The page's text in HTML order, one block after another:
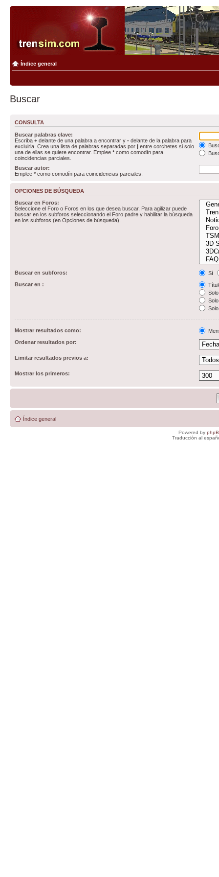
Índice general
Buscar
CONSULTA
Buscar palabras clave:
Escriba + delante de una palabra a encontrar y - delante de la palabra para
excluirla. Crea una lista de palabras separadas por | entre corchetes si solo
una de ellas se quiere encontrar. Emplee * como comodín para
coincidencias parciales.
Buscar autor:
Emplee * como comodín para coincidencias parciales.
OPCIONES DE BÚSQUEDA
Buscar en Foros:
Seleccione el Foro o Foros en los que desea buscar. Para agilizar puede
buscar en los subforos seleccionando el Foro padre y habilitar la búsqueda
en los subforos (en Opciones de búsqueda).
Buscar en subforos:
Sí
Buscar en :
Mostrar resultados como:
Ordenar resultados por:
Limitar resultados previos a:
Mostrar los primeros:
Índice general
Powered by
Traducción al